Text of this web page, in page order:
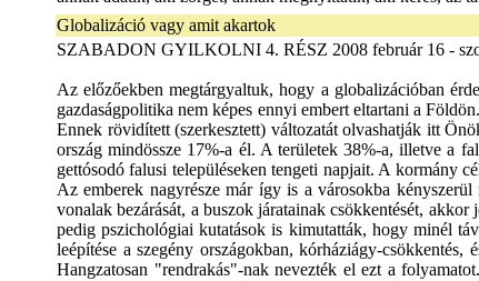
Globalizáció vagy amit akartok
SZABADON GYILKOLNI 4. RÉSZ 2008 február 16 -
Az előzőekben megtárgyaltuk, hogy a globalizációban
gazdaságpolitika nem képes ennyi embert eltartani a
Ennek rövidített (szerkesztett) változatát olvashatják itt
ország mindössze 17%-a él. A területek 38%-a, illetve a
gettósodó falusi településeken tengeti napjait. A kormány
Az emberek nagyrésze már így is a városokba
vonalak bezárását, a buszok járatainak csökkentését,
pedig pszichológiai kutatások is kimutatták, hogy minél
leépítése a szegény országokban, kórháziágy-
Hangzatosan "rendrakás"-nak nevezték el ezt a